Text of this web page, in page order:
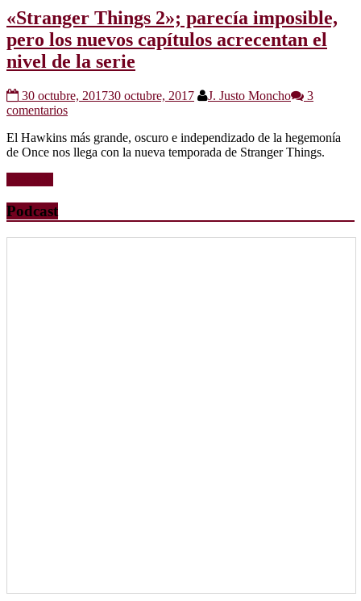
«Stranger Things 2»; parecía imposible,
pero los nuevos capítulos acrecentan el
nivel de la serie
30 octubre, 201730 octubre, 2017 J. Justo Moncho
3
comentarios
El Hawkins más grande, oscuro e independizado de la hegemonía
de Once nos llega con la nueva temporada de Stranger Things.
Podcast